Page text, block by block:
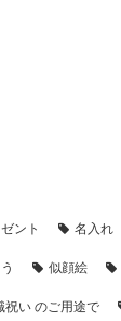
ント 名入れ
似顔絵
祝い のご用途で